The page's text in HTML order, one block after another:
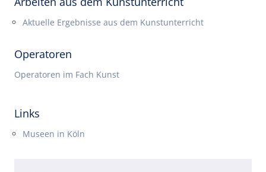
Aktuelle Ergebnisse aus dem Kunstunterricht
Operatoren
Operatoren im Fach Kunst
Links
Museen in Köln